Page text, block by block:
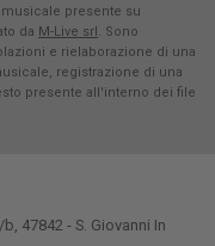
presente su
da M-Live srl. Sono
e rielaborazione di una
registrazione di una
presente all'interno dei file
47842 - S. Giovanni In